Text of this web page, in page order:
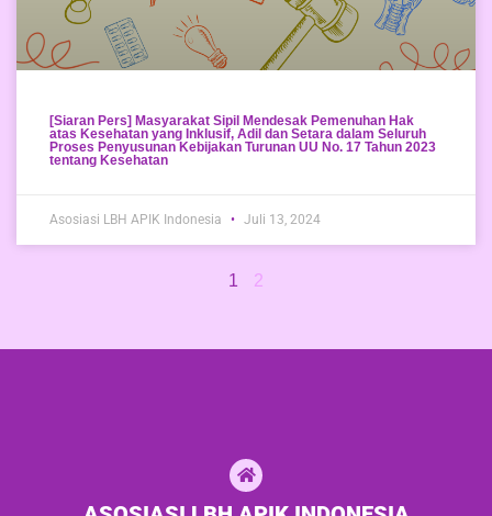
[Siaran Pers] Masyarakat Sipil Mendesak Pemenuhan Hak
atas Kesehatan yang Inklusif, Adil dan Setara dalam Seluruh
Proses Penyusunan Kebijakan Turunan UU No. 17 Tahun 2023
tentang Kesehatan
Asosiasi LBH APIK Indonesia Juli 13, 2024
1 2